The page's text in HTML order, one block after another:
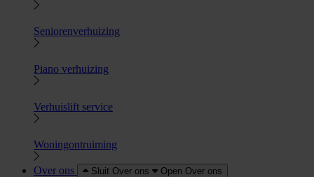
Seniorenverhuizing
Piano verhuizing
Verhuislift service
Woningontruiming
Over ons Sluit Over ons Open Over ons